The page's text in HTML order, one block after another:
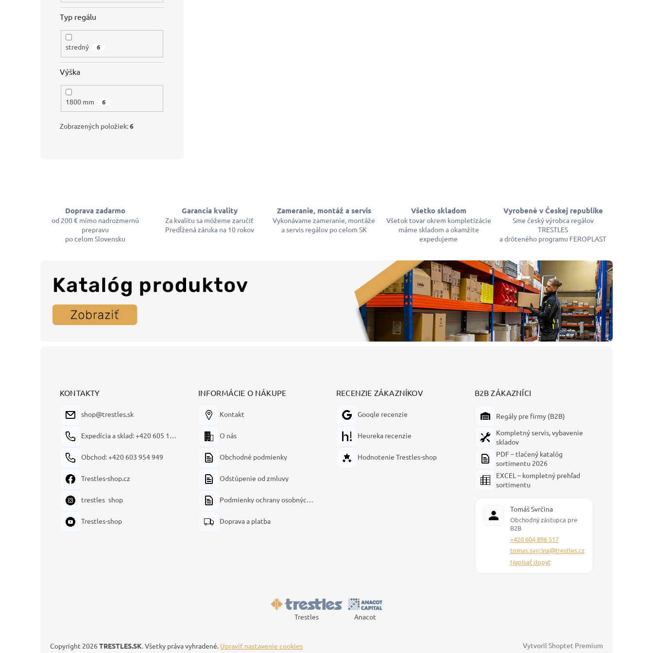
Typ regálu
stredný 6
Výška
1800 mm 6
Zobrazených položiek:6
Doprava zadarmo
od 200 € mimo nadrozmernú
prepravu
po celom Slovensku
Garancia kvality
Za kvalitu sa môžeme zaručiť
Predĺžená záruka na 10 rokov
Zameranie, montáž a servis
Vykonávame zameranie, montáže
a servis regálov po celom SK
Všetko skladom
Všetok tovar okrem kompletizácie
máme skladom a okamžite
expedujeme
Vyrobené v Českej republike
Sme český výrobca regálov
TRESTLES
a drôteného programu FEROPLAST
KONTAKTY
shop@trestles.sk
Expedícia a sklad: +420 605 180 144
Obchod: +420 603 954 949
Trestles-shop.cz
trestles_shop
Trestles-shop
INFORMÁCIE O NÁKUPE
Kontakt
O nás
Obchodné podmienky
Odstúpenie od zmluvy
Podmienky ochrany osobných údajov
Doprava a platba
RECENZIE ZÁKAZNÍKOV
Google recenzie
Heureka recenzie
Hodnotenie Trestles-shop
B2B ZÁKAZNÍCI
Regály pre firmy (B2B)
Kompletný servis, vybavenie
skladov
PDF – tlačený katalóg
sortimentu 2026
EXCEL – kompletný prehľad
sortimentu
Tomáš Svrčina
Obchodný zástupca pre
B2B
+420 604 896 517
tomas.svrcina@trestles.cz
Napísať dopyt
Trestles Anacot
Vytvoril Shoptet Premium
Copyright 2026 TRESTLES.SK. Všetky práva vyhradené. Upraviť nastavenie cookies